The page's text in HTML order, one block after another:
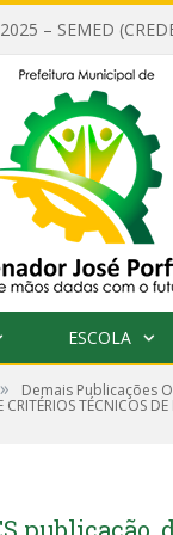
ESCOLA
» Demais Publicações
TÉCNICOS